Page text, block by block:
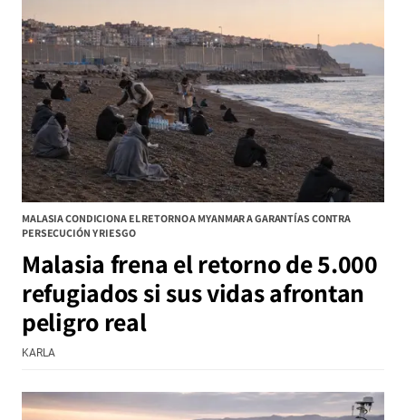
MALASIA CONDICIONA EL RETORNO A MYANMAR A GARANTÍAS CONTRA
PERSECUCIÓN Y RIESGO
Malasia frena el retorno de 5.000
refugiados si sus vidas afrontan
peligro real
KARLA